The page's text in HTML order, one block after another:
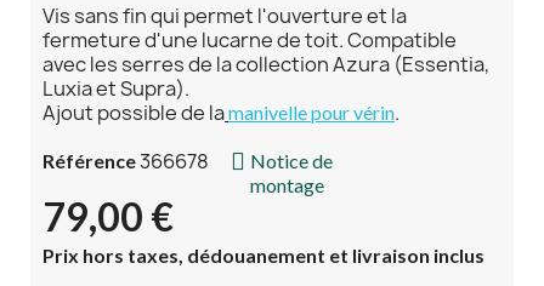
Vis sans fin qui permet l'ouverture et la
fermeture d'une lucarne de toit. Compatible
avec les serres de la collection Azura (Essentia,
Luxia et Supra).
Ajout possible de lamanivelle pour vérin.
Référence366678
Notice de
montage
79,00 €
Prix hors taxes, dédouanement et livraison inclus